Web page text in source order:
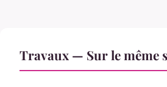
Travaux — Sur le même